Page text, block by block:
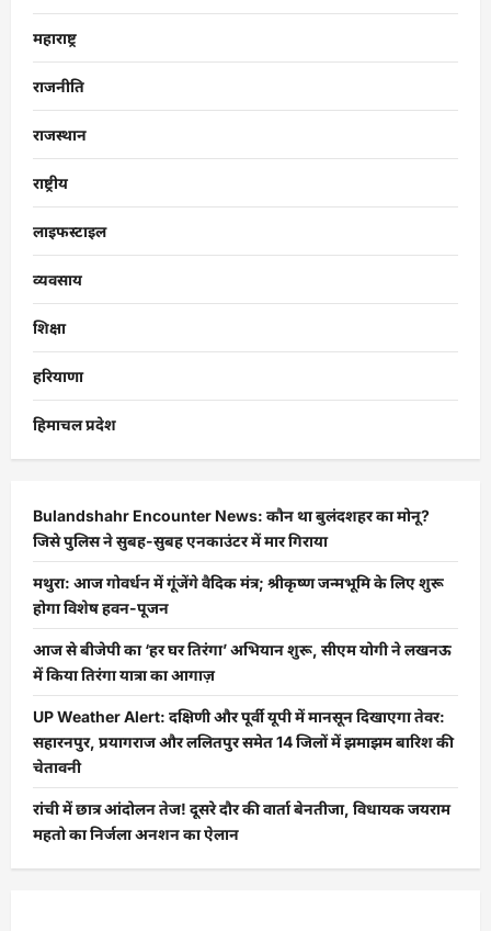
महाराष्ट्र
राजनीति
राजस्थान
राष्ट्रीय
लाइफस्टाइल
व्यवसाय
शिक्षा
हरियाणा
हिमाचल प्रदेश
Bulandshahr Encounter News: कौन था बुलंदशहर का मोनू?
जिसे पुलिस ने सुबह-सुबह एनकाउंटर में मार गिराया
मथुरा: आज गोवर्धन में गूंजेंगे वैदिक मंत्र; श्रीकृष्ण जन्मभूमि के लिए शुरू
होगा विशेष हवन-पूजन
आज से बीजेपी का ‘हर घर तिरंगा’ अभियान शुरू, सीएम योगी ने लखनऊ
में किया तिरंगा यात्रा का आगाज़
UP Weather Alert: दक्षिणी और पूर्वी यूपी में मानसून दिखाएगा तेवर:
सहारनपुर, प्रयागराज और ललितपुर समेत 14 जिलों में झमाझम बारिश की
चेतावनी
रांची में छात्र आंदोलन तेज! दूसरे दौर की वार्ता बेनतीजा, विधायक जयराम
महतो का निर्जला अनशन का ऐलान